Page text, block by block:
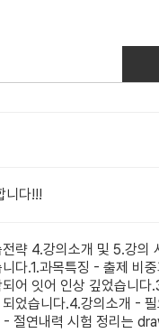
니다!!!
략 4.강의소개 및 5.강의
다.1.과목특징 - 출제 비중
어 잇어 인상 깊었습니다
었습니다.4.강의소개 -
절연내력 시험 정리는